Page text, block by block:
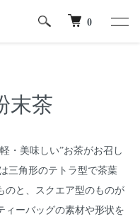
0
末茶
・美味しい”お茶がお召し
三角形のテトラ型で茶葉
のと、スクエア型のものが
ィーバッグの素材や形状を